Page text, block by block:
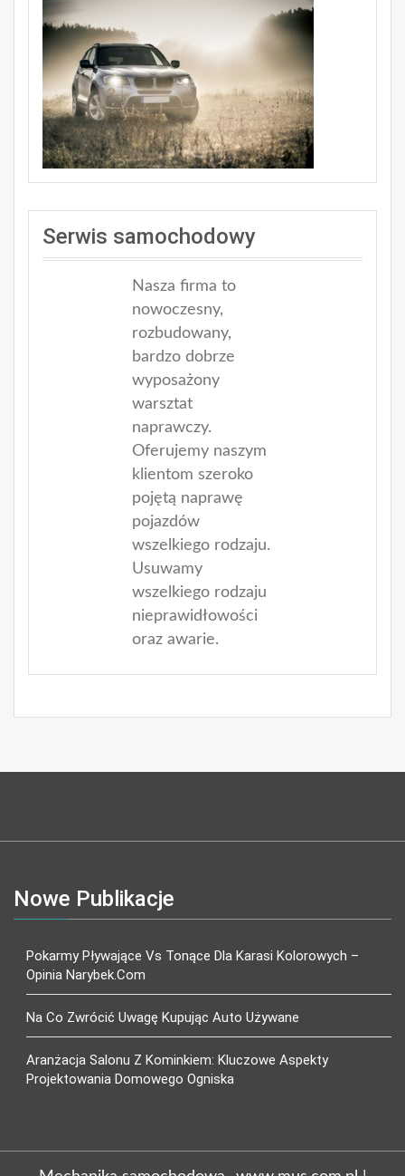
Serwis samochodowy
Nasza firma to
nowoczesny,
rozbudowany,
bardzo dobrze
wyposażony
warsztat
naprawczy.
Oferujemy naszym
klientom szeroko
pojętą naprawę
pojazdów
wszelkiego rodzaju.
Usuwamy
wszelkiego rodzaju
nieprawidłowości
oraz awarie.
Nowe Publikacje
Pokarmy Pływające Vs Tonące Dla Karasi Kolorowych –
Opinia Narybek.com
Na Co Zwrócić Uwagę Kupując Auto Używane
Aranżacja Salonu Z Kominkiem: Kluczowe Aspekty
Projektowania Domowego Ogniska